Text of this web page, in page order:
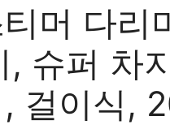
머 다리
슈퍼 차
걸이식,